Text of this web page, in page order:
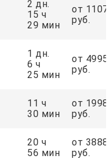
2 дн.
15 ч
29 мин
от
руб.
1 дн.
6 ч
25 мин
от
руб.
11 ч
30 мин
от
руб.
20 ч
56 мин
от
руб.